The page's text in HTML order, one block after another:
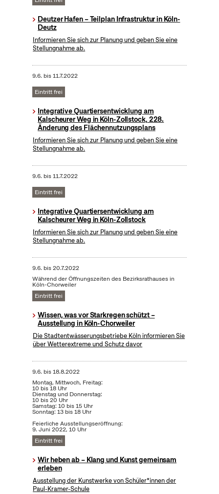
Deutzer Hafen – Teilplan Infrastruktur in Köln-
Deutz
Informieren Sie sich zur Planung und geben Sie eine
Stellungnahme ab.
9.6. bis11.7.2022
Eintritt frei
Integrative Quartiersentwicklung am
Kalscheurer Weg in Köln-Zollstock, 228.
Änderung des Flächennutzungsplans
Informieren Sie sich zur Planung und geben Sie eine
Stellungnahme ab.
9.6. bis11.7.2022
Eintritt frei
Integrative Quartiersentwicklung am
Kalscheurer Weg in Köln-Zollstock
Informieren Sie sich zur Planung und geben Sie eine
Stellungnahme ab.
9.6. bis20.7.2022
Während der Öffnungszeiten des Bezirksrathauses in
Köln-Chorweiler
Eintritt frei
Wissen, was vor Starkregen schützt –
Ausstellung in Köln-Chorweiler
Die Stadtentwässerungsbetriebe Köln informieren Sie
über Wetterextreme und Schutz davor
9.6. bis18.8.2022
Montag, Mittwoch, Freitag:
10 bis 18 Uhr
Dienstag und Donnerstag:
10 bis 20 Uhr
Samstag: 10 bis 15 Uhr
Sonntag: 13 bis 18 Uhr
Feierliche Ausstellungseröffnung:
9. Juni 2022, 10 Uhr
Eintritt frei
Wir heben ab – Klang und Kunst gemeinsam
erleben
Ausstellung der Kunstwerke von Schüler*innen der
Paul-Kramer-Schule